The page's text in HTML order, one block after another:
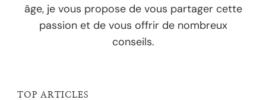
âge, je vous propose de vous partager cette
passion et de vous offrir de nombreux
conseils.
TOP ARTICLES